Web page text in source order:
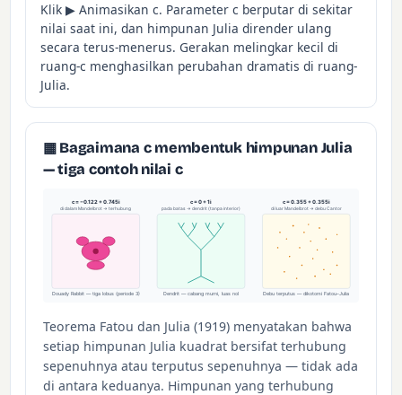
Klik ▶ Animasikan c. Parameter c berputar di sekitar
nilai saat ini, dan himpunan Julia dirender ulang
secara terus-menerus. Gerakan melingkar kecil di
ruang-c menghasilkan perubahan dramatis di ruang-
Julia.
▦ Bagaimana c membentuk himpunan Julia
— tiga contoh nilai c
c = −0.122 + 0.745i
di dalam Mandelbrot → terhubung
Douady Rabbit — tiga lobus (periode 3)
c = 0 + 1i
pada batas → dendrit (tanpa interior)
Dendrit — cabang murni, luas nol
c = 0.355 + 0.355i
di luar Mandelbrot → debu Cantor
Debu terputus — dikotomi Fatou–Julia
Teorema Fatou dan Julia (1919) menyatakan bahwa
setiap himpunan Julia kuadrat bersifat terhubung
sepenuhnya atau terputus sepenuhnya — tidak ada
di antara keduanya. Himpunan yang terhubung